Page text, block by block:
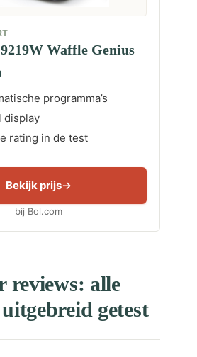
Waffle Genius
programma’s
display
rating in de test
Bekijk prijs
bij Bol.com
reviews: alle
getest